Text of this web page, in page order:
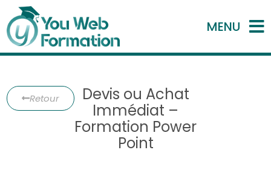
MENU
Devis ou Achat
Immédiat –
Formation Power
Point
Retour